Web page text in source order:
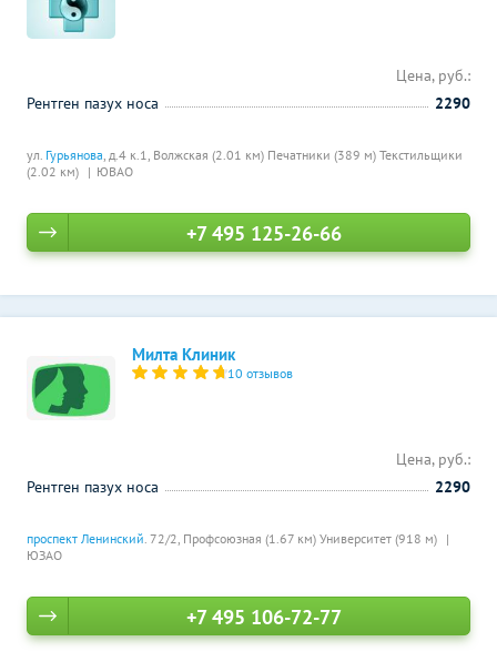
ул. Гурьянова, д.4 к.1, Волжская (2.01 км) Печатники (389 м) Текстильщики
(2.02 км)
ЮВАО
Цена, руб.:
Рентген пазух носа
2290
+7 495 125-26-66
Милта Клиник
10 отзывов
проспект Ленинский. 72/2, Профсоюзная (1.67 км) Университет (918 м)
ЮЗАО
Цена, руб.:
Рентген пазух носа
2290
+7 495 106-72-77